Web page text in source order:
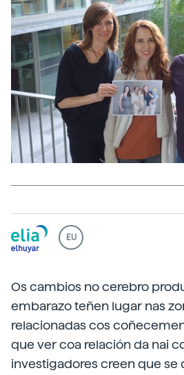
EU
Os cambios no cerebro
embarazo teñen lugar nas
relacionadas cos
que ver coa relación da nai
investigadores creen que se